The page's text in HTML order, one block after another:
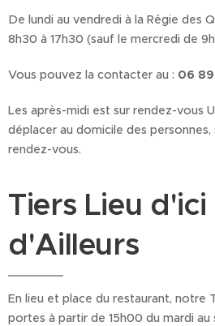
De lundi au vendredi à la Régie des
8h30 à 17h30 (sauf le mercredi de 9h
Vous pouvez la contacter au : 06 89
Les après-midi est sur rendez-vous
déplacer au domicile des personnes,
rendez-vous.
Tiers Lieu d'ici
d'Ailleurs
En lieu et place du restaurant, notre
portes à partir de 15h00 du mardi au